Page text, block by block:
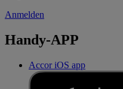
Anmelden
Handy-APP
Accor iOS app